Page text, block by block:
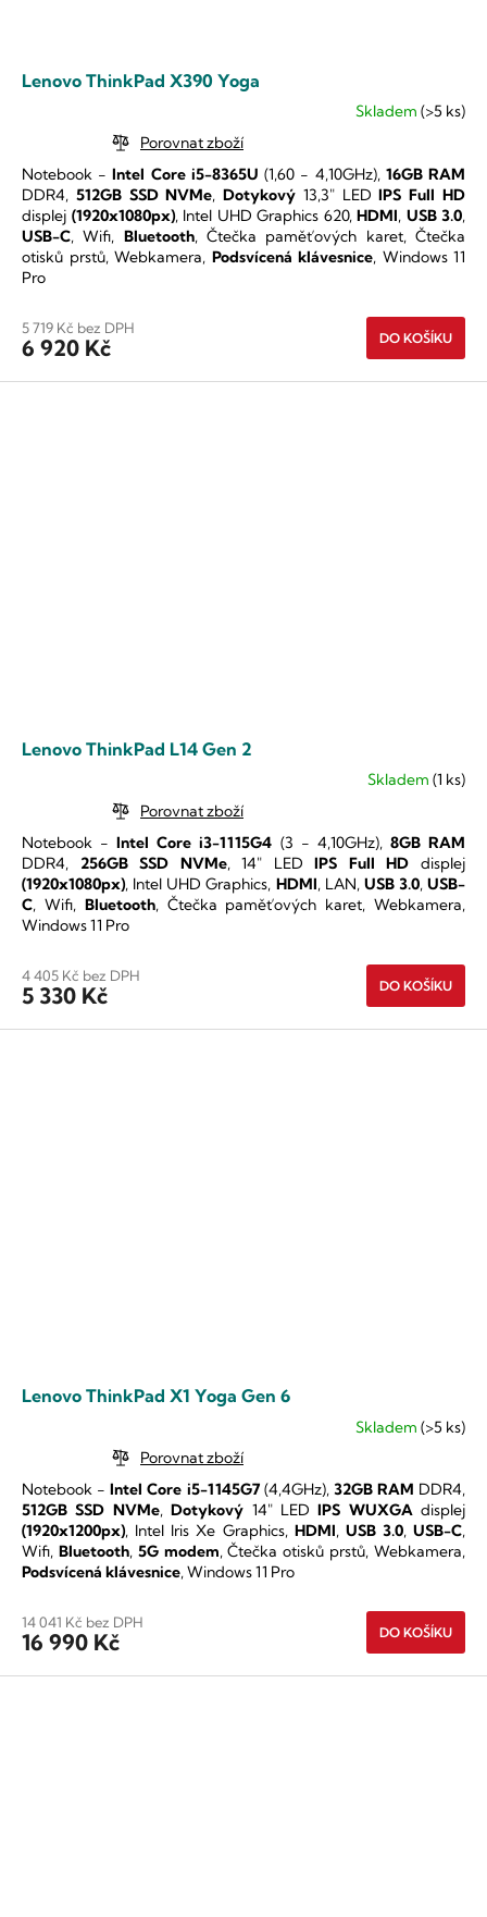
Lenovo ThinkPad X390 Yoga
je
5,0
z
5
hvězdiček.
Skladem(>5 ks)
Porovnat zboží
5 719 Kč bez DPH
6 920 Kč DO KOŠÍKU
Notebook -Intel Core i5-8365U(1,60 - 4,10GHz), 16GB RAM
DDR4, 512GB SSD NVMe,Dotykový 13,3" LEDIPS Full HD
displej (1920x1080px), Intel UHD Graphics 620, HDMI, USB 3.0,
USB-C, Wifi, Bluetooth, Čtečka paměťových karet, Čtečka
otisků prstů, Webkamera, Podsvícená klávesnice, Windows 11
Pro
Lenovo ThinkPad L14 Gen 2
je
5,0
z
5
hvězdiček.
Skladem(1 ks)
Porovnat zboží
4 405 Kč bez DPH
5 330 Kč DO KOŠÍKU
Notebook -Intel Core i3-1115G4 (3 - 4,10GHz), 8GB RAM
DDR4, 256GB SSD NVMe, 14" LEDIPS Full HD displej
(1920x1080px), Intel UHD Graphics, HDMI, LAN, USB 3.0, USB-
C, Wifi, Bluetooth, Čtečka paměťových karet, Webkamera,
Windows 11 Pro
Lenovo ThinkPad X1 Yoga Gen 6
je
5,0
z
5
hvězdiček.
Skladem(>5 ks)
Porovnat zboží
14 041 Kč bez DPH
16 990 Kč DO KOŠÍKU
Notebook -Intel Core i5-1145G7 (4,4GHz), 32GB RAM DDR4,
512GB SSD NVMe,Dotykový 14" LEDIPS WUXGAdisplej
(1920x1200px), Intel Iris Xe Graphics, HDMI, USB 3.0, USB-C,
Wifi, Bluetooth,5G modem, Čtečka otisků prstů, Webkamera,
Podsvícená klávesnice, Windows 11 Pro